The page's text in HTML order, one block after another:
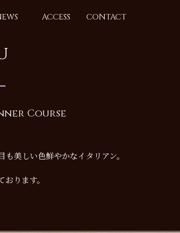
ACCESS CONTACT
Course
美しい色鮮やかなイタリアン。
ります。